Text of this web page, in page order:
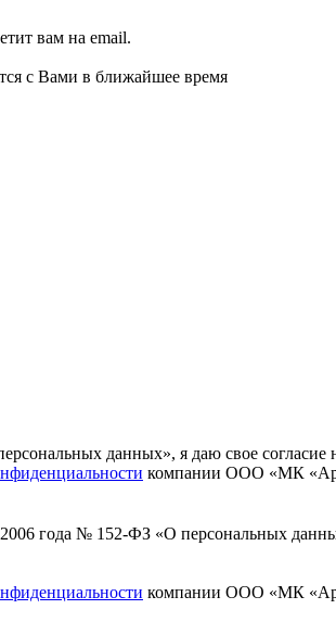
вам на email.
с Вами в ближайшее время
данных», я даю свое
компании ООО «МК
года № 152-ФЗ «О персональных
компании ООО «МК